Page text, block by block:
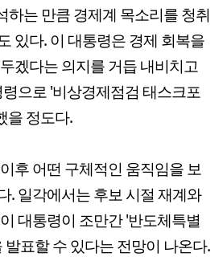
하는 만큼 경제계 목소리를 청취
있다. 이 대통령은 경제 회복을
겠다는 의지를 거듭 내비치고
으로 '비상경제점검 태스크포
을 정도다.
후 어떤 구체적인 움직임을 보
. 일각에서는 후보 시절 재계와
대통령이 조만간 '반도체특별
발표할 수 있다는 전망이 나온다.